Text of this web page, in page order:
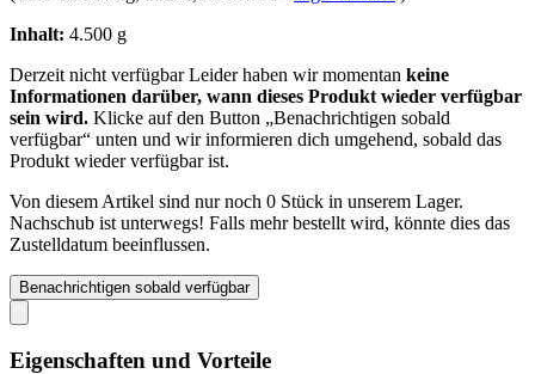
Inhalt: 4.500 g
Derzeit nicht verfügbarLeider haben wir momentan keine
Informationen darüber, wann dieses Produkt wieder verfügbar
sein wird. Klicke auf den Button „Benachrichtigen sobald
verfügbar“ unten und wir informieren dich umgehend, sobald das
Produkt wieder verfügbar ist.
Von diesem Artikel sind nur noch 0 Stück in unserem Lager.
Nachschub ist unterwegs! Falls mehr bestellt wird, könnte dies das
Zustelldatum beeinflussen.
Benachrichtigen sobald verfügbar
Eigenschaften und Vorteile